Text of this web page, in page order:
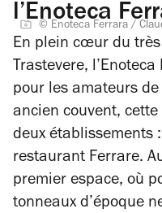
l’Enoteca
© Enoteca Ferrara /
En plein cœur du
Trastevere,
pour les amateurs
ancien couvent,
deux établissements
restaurant Ferrare.
premier espace, où
tonneaux d’époque